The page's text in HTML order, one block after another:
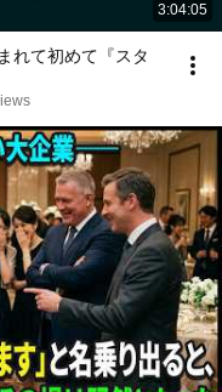
3:04:05
れて初めて『スタ